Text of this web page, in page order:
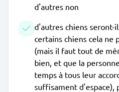
d'autres non
d'autres chiens seront-
certains chiens cela ne
(mais il faut tout de
bien, et que la
temps à tous leur
suffisament d'espace),